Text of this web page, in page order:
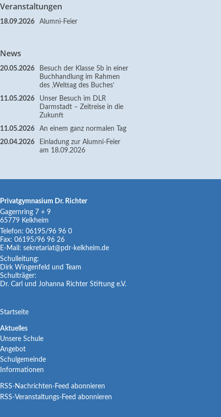
Veranstaltungen
18.09.2026 Alumni-Feier
News
20.05.2026
Besuch der Klasse 5b in einer
Buchhandlung im Rahmen
des ‚Welttag des Buches‘
11.05.2026
Unser Besuch im DLR
Darmstadt – Zeitreise in die
Zukunft
11.05.2026
An einem ganz normalen Tag
20.04.2026
Einladung zur Alumni-Feier
am 18.09.2026
Privatgymnasium Dr. Richter
Gagernring 7 + 9
65779 Kelkheim
Telefon: 06195/96 96 0
Fax: 06195/96 96 26
E-Mail: sekretariat@pdr-kelkheim.de
Schulleitung:
Dirk Wingenfeld und Team
Schulträger:
Dr. Carl und Johanna Richter Stiftung e.V.
Navigation
Startseite
Navigation
überspringen
Aktuelles
Unsere Schule
Angebot
Schulgemeinde
Informationen
RSS-Nachrichten-Feed abonnieren
RSS-Veranstaltungs-Feed abonnieren